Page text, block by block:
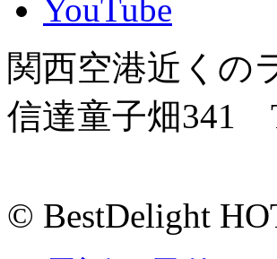
関西空港近く
信達童子畑341
© BestDelight